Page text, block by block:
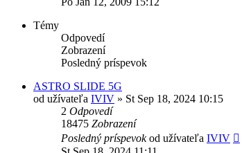
Témy
Odpovedí
Zobrazení
Posledný príspevok
ASTRO SLIDE 5G
od užívateľa IVIV » St Sep 18, 2024 10:15
2 Odpovedí
18475 Zobrazení
Posledný príspevokod užívateľa IVIV